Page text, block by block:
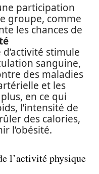
participation
groupe, comme
les chances de
d’activité stimule
sanguine,
des maladies
et les
en ce qui
l’intensité de
des calories,
l’obésité.
l’activité physique